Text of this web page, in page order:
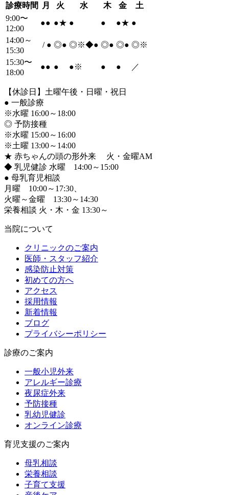
診療時間 月 火 水 木 金
土
9:00〜
12:00
●● ●★ ● ● ●★ ●
14:00～
15:30
/ ● ◎● ◎※◆● ◎● ◎● ◎※
15:30〜
18:00
●● ● ●※ ● ● ／
【休診日】土曜午後・日曜・祝日
● 一般診療
※水曜 16:00～18:00
◎ 予防接種
※水曜 15:00～16:00
※土曜 13:00～14:00
★ 赤ちゃんの頭の形外来 火・金曜AM
◆ 乳児健診 水曜 14:00～15:00
● 母乳育児相談
月曜 10:00～17:30、
火曜～金曜 13:30～14:30
栄養相談 火・木・金 13:30～
当院について
クリニックのご案内
医師・スタッフ紹介
感染防止対策
初めての方へ
アクセス
採用情報
新着情報
ブログ
プライバシーポリシー
診療のご案内
一般小児外来
アレルギー診療
夜尿症外来
予防接種
乳幼児健診
オンライン診療
育児支援のご案内
母乳相談
栄養相談
子育て支援